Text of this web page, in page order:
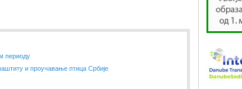
периоду
и проучавање птица Србије